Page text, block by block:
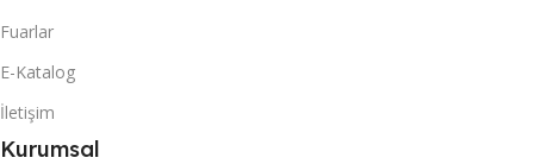
Fuarlar
E-Katalog
İletişim
Kurumsal